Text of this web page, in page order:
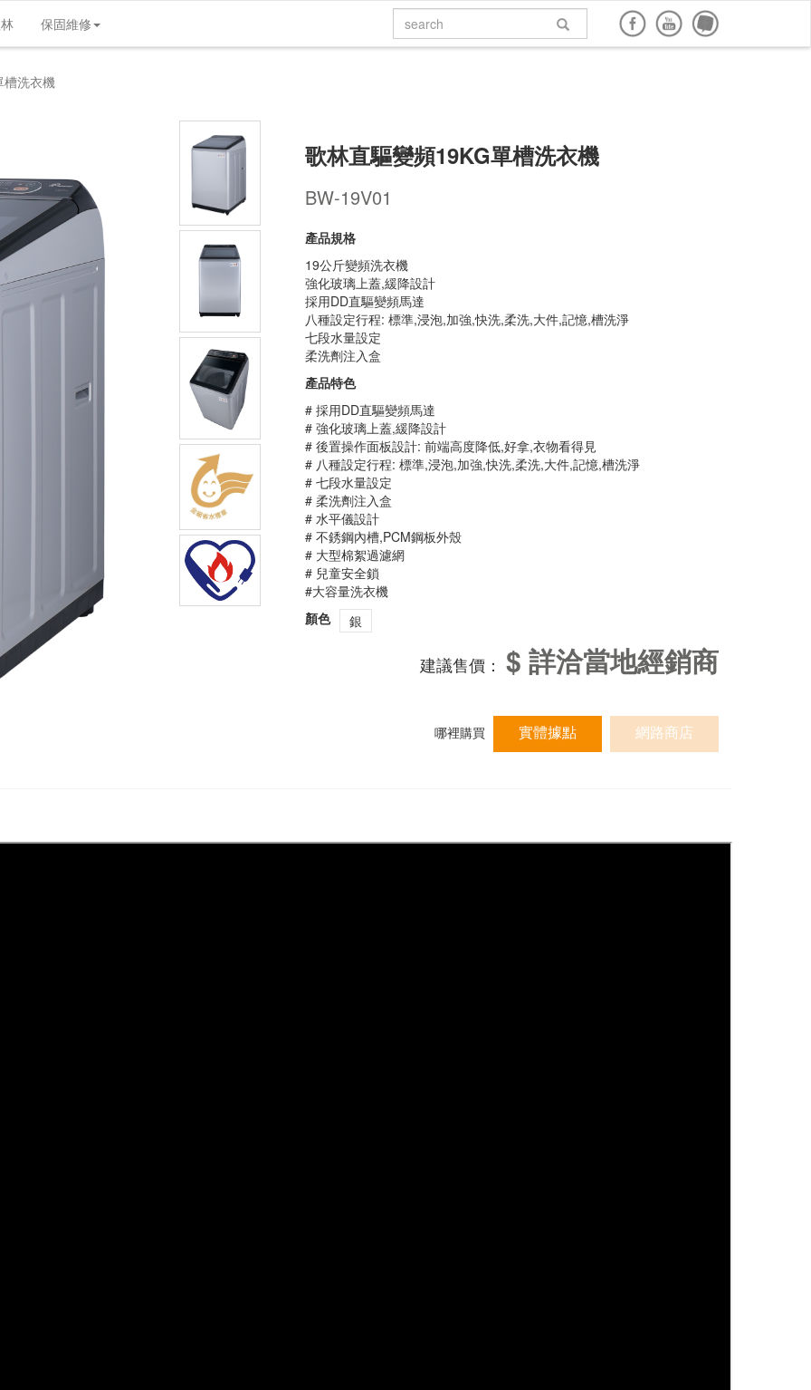
實體店面購買 說明書下載 回到頂端
保固維修
槽洗衣機
歌林直驅變頻19KG單槽洗衣機
BW-19V01
產品規格
19公斤變頻洗衣機
強化玻璃上蓋,緩降設計
採用DD直驅變頻馬達
八種設定行程: 標準,浸泡,加強,快洗,柔洗,大件,記憶,槽洗淨
七段水量設定
柔洗劑注入盒
產品特色
# 採用DD直驅變頻馬達
# 強化玻璃上蓋,緩降設計
# 後置操作面板設計: 前端高度降低,好拿,衣物看得見
# 八種設定行程: 標準,浸泡,加強,快洗,柔洗,大件,記憶,槽洗淨
# 七段水量設定
# 柔洗劑注入盒
# 水平儀設計
# 不銹鋼內槽,PCM鋼板外殼
# 大型棉絮過濾網
# 兒童安全鎖
#大容量洗衣機
顏色
銀
建議售價： $ 詳洽當地經銷商
哪裡購買 實體據點 網路商店